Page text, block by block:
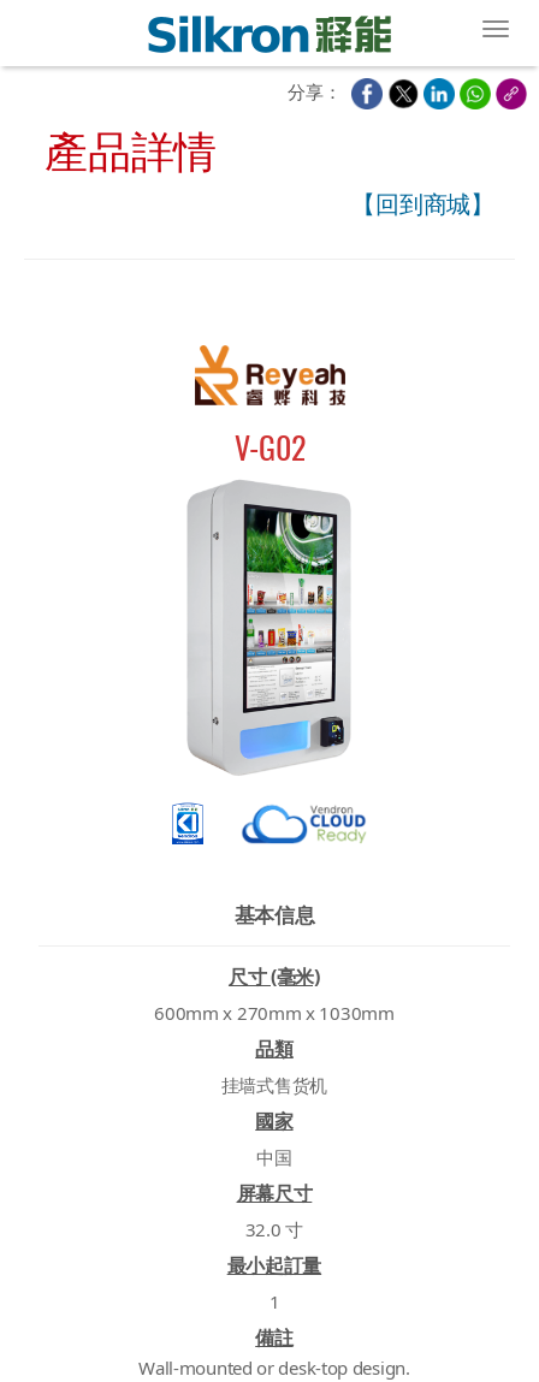
分享：
產品詳情
【回到商城】
V-G02
基本信息
尺寸 (毫米)
600mm x 270mm x 1030mm
品類
挂墙式售货机
國家
中国
屏幕尺寸
32.0 寸
最小起訂量
1
備註
Wall-mounted or desk-top design.